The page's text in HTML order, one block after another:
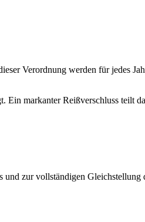
Verordnung werden für jedes
zur vollständigen